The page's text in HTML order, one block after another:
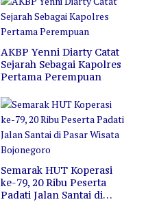
AKBP Yenni Diarty Catat
Sejarah Sebagai Kapolres
Pertama Perempuan
Semarak HUT Koperasi
ke-79, 20 Ribu Peserta
Padati Jalan Santai di